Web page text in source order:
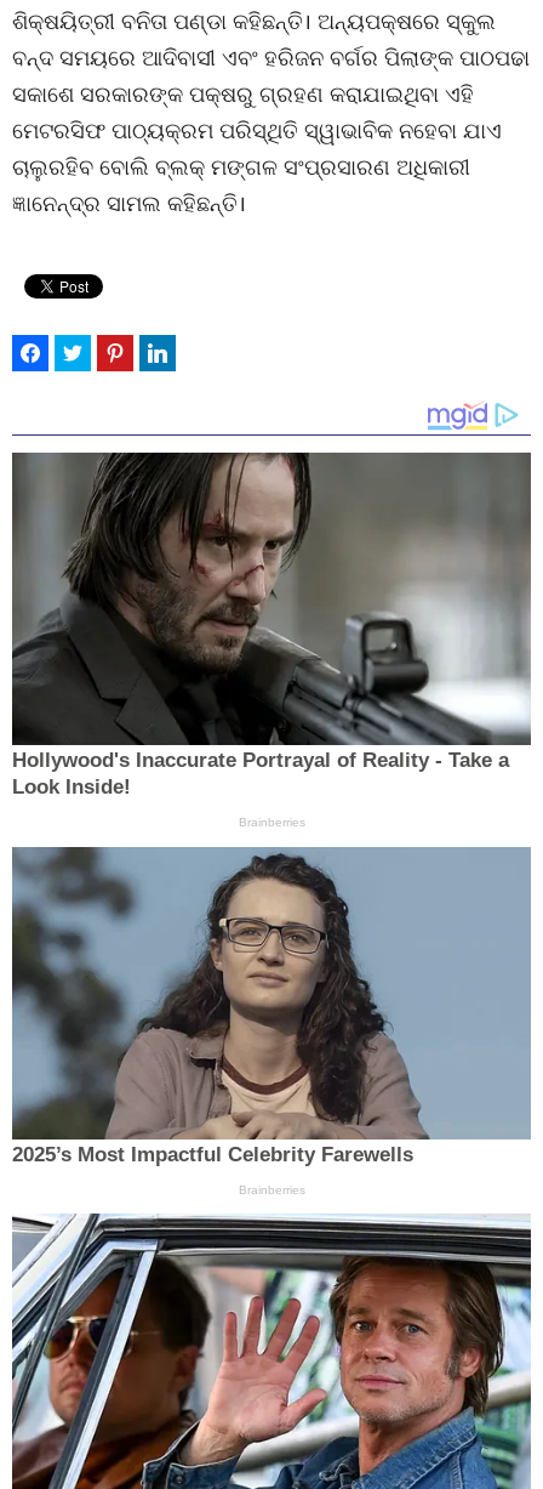
ଶିକ୍ଷୟିତ୍ରୀ ବନିତା ପଣ୍ଡା କହିଛନ୍ତି। ଅନ୍ୟପକ୍ଷରେ ସ୍କୁଲ
ବନ୍ଦ ସମୟରେ ଆଦିବାସୀ ଏବଂ ହରିଜନ ବର୍ଗର ପିଲାଙ୍କ ପାଠପଢା
ସକାଶେ ସରକାରଙ୍କ ପକ୍ଷରୁ ଗ୍ରହଣ କରାଯାଇଥିବା ଏହି
ମେଟରସିଫ ପାଠ୍ୟକ୍ରମ ପରିସ୍ଥିତି ସ୍ୱାଭାବିକ ନହେବା ଯାଏ
ଚାଲୁରହିବ ବୋଲି ବ୍ଲକ୍ ମଙ୍ଗଳ ସଂପ୍ରସାରଣ ଅଧିକାରୀ
ଜ୍ଞାନେନ୍ଦ୍ର ସାମଲ କହିଛନ୍ତି।